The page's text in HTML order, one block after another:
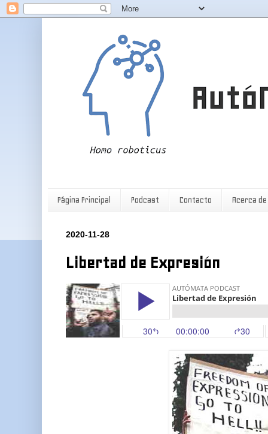
Página Principal Podcast Contacto Acerca
2020-11-28
Libertad de Expresión